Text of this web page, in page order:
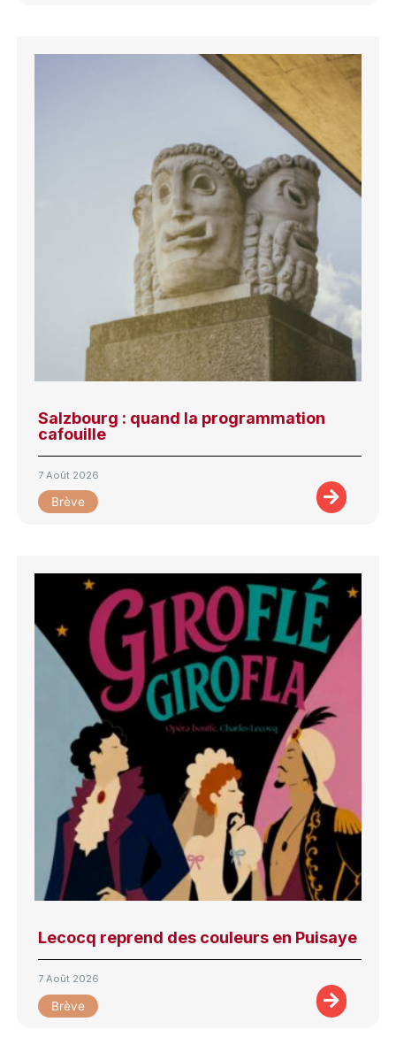
Salzbourg : quand la programmation
cafouille
7 Août 2026
Brève
Lecocq reprend des couleurs en Puisaye
7 Août 2026
Brève